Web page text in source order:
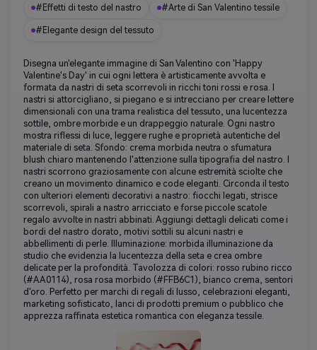
#Effetti di testo del nastro #Arte di San Valentino tessile
#Elegante design del tessuto
Disegna un'elegante immagine di San Valentino con 'Happy
Valentine's Day' in cui ogni lettera è artisticamente avvolta e
formata da nastri di seta scorrevoli in ricchi toni rossi e rosa. I
nastri si attorcigliano, si piegano e si intrecciano per creare lettere
dimensionali con una trama realistica del tessuto, una lucentezza
sottile, ombre morbide e un drappeggio naturale. Ogni nastro
mostra riflessi di luce, leggere rughe e proprietà autentiche del
materiale di seta. Sfondo: crema morbida neutra o sfumatura
blush chiaro mantenendo l'attenzione sulla tipografia del nastro. I
nastri scorrono graziosamente con alcune estremità sciolte che
creano un movimento dinamico e code eleganti. Circonda il testo
con ulteriori elementi decorativi a nastro: fiocchi legati, strisce
scorrevoli, spirali a nastro arricciato e forse piccole scatole
regalo avvolte in nastri abbinati. Aggiungi dettagli delicati come i
bordi del nastro dorato, motivi sottili su alcuni nastri e
abbellimenti di perle. Illuminazione: morbida illuminazione da
studio che evidenzia la lucentezza della seta e crea ombre
delicate per la profondità. Tavolozza di colori: rosso rubino ricco
(#AA0114), rosa rosa morbido (#FFB6C1), bianco crema, sentori
d'oro. Perfetto per marchi di regali di lusso, celebrazioni eleganti,
marketing sofisticato, lanci di prodotti premium o pubblico che
apprezza raffinata estetica romantica con eleganza tessile.